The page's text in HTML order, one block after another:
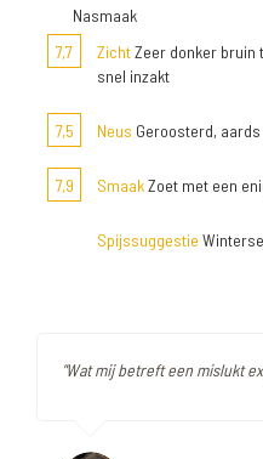
Nasmaak
7,7
ZichtZeer donker bruin
snel inzakt
7,5 Neus Geroosterd,
7,9 SmaakZoet met een
Spijssuggestie
"Wat mij betreft een mislukt